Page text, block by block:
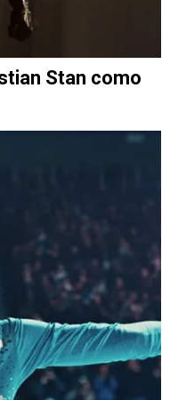
Stan como